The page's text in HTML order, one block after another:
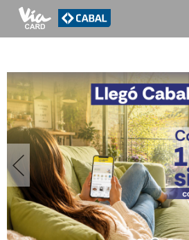
REGISTRO
INICIAR SESIÓN